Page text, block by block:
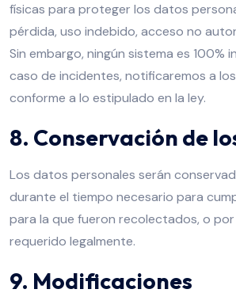
físicas para proteger los datos
pérdida, uso indebido, acceso no
Sin embargo, ningún sistema es 100%
caso de incidentes, notificaremos a
conforme a lo estipulado en la ley.
8. Conservación de
Los datos personales serán
durante el tiempo necesario para
para la que fueron recolectados, o
requerido legalmente.
9. Modificaciones